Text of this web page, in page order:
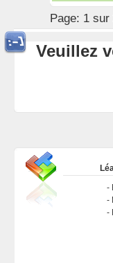
Page: 1 sur
Veuillez